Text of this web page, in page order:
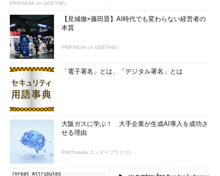
PR(FINCHI on GOETHE)
【見城徹×藤田晋】AI時代でも変わらない経営者の
本質
PR(FINCHI on GOETHE)
「電子署名」とは、「デジタル署名」とは
大阪ガスに学ぶ！ 大手企業が生成AI導入を成功さ
せる理由
PR(ITmedia エンタープライズ)